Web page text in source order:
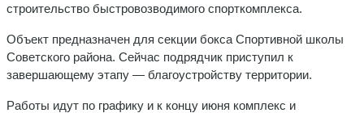
строительство быстровозводимого спорткомплекса.
Объект предназначен для секции бокса Спортивной школы
Советского района. Сейчас подрядчик приступил к
завершающему этапу — благоустройству территории.
Работы идут по графику и к концу июня комплекс и